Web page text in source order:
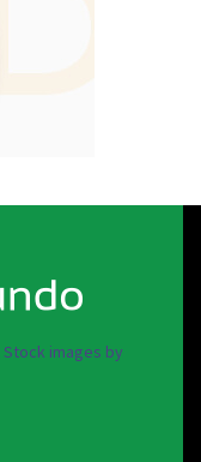
Stock images by